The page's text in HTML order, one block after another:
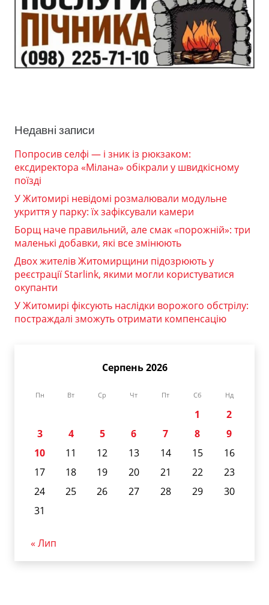
Недавні записи
Попросив селфі — і зник із рюкзаком:
ексдиректора «Мілана» обікрали у швидкісному
поїзді
У Житомирі невідомі розмалювали модульне
укриття у парку: їх зафіксували камери
Борщ наче правильний, але смак «порожній»: три
маленькі добавки, які все змінюють
Двох жителів Житомирщини підозрюють у
реєстрації Starlink, якими могли користуватися
окупанти
У Житомирі фіксують наслідки ворожого обстрілу:
постраждалі зможуть отримати компенсацію
Серпень 2026
Пн Вт Ср Чт Пт Сб Нд
1
2
3
4 5 6 7 8
9
10
11 12 13 14 15
16
17
18 19 20 21 22
23
24
25 26 27 28 29
30
31
« Лип